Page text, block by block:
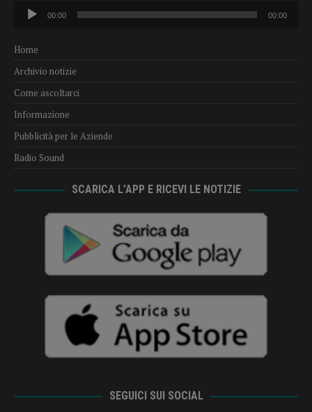
Audio
Player
00:00 00:00
Home
Archivio notizie
Come ascoltarci
Informazione
Pubblicità per le Aziende
Radio Sound
SCARICA L’APP E RICEVI LE NOTIZIE
SEGUICI SUI SOCIAL